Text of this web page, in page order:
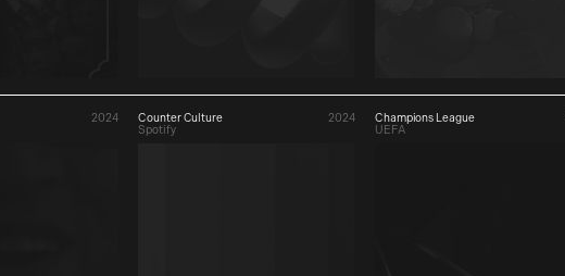
2024
Counter Culture
2024
Spotify
Champions League
UEFA